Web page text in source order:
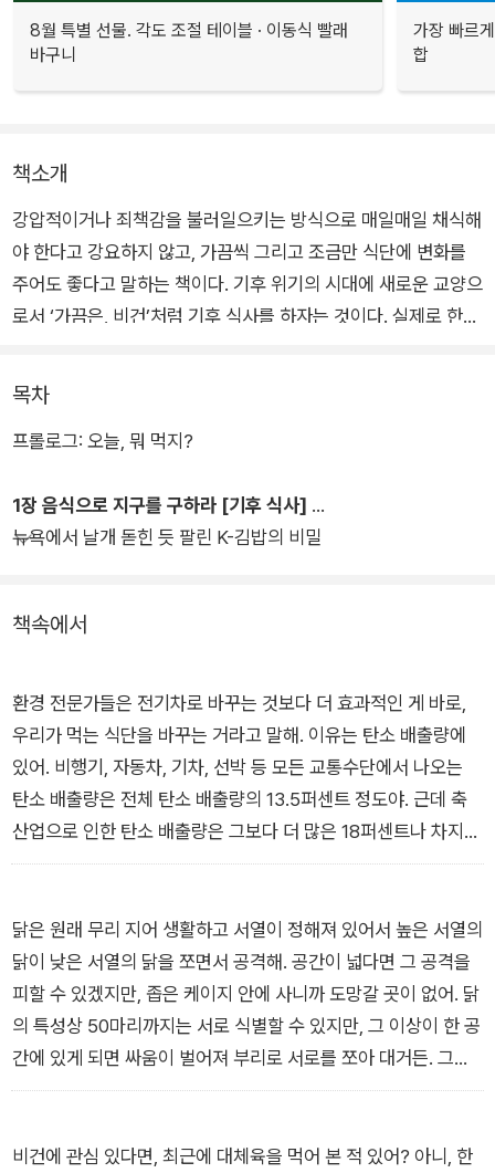
8월 특별 선물. 각도 조절 테이블 · 이동식 빨래
바구니
가장 빠르
합
책소개
강압적이거나 죄책감을 불러일으키는 방식으로 매일매일 채식해
야 한다고 강요하지 않고, 가끔씩 그리고 조금만 식단에 변화를
주어도 좋다고 말하는 책이다. 기후 위기의 시대에 새로운 교양으
로서 ‘가끔은, 비건’처럼 기후 식사를 하자는 것이다. 실제로 한
건)가 더 낫다고 한다.
그동안 ‘비건’이라는 말을 들어본 적은 있지만 정확하게 무슨 뜻
라고 오해했다면, 이 책을 꼭 읽어 보자. 저자인 정민지 작가는 7
가지 키워드로 정리해 ‘기후 식사’를 잘 설명해 준다. 대체육, 인
천하는 민디 그림 작가님의 귀엽고 깜찍한 환경툰도 이 책이 유익
목차
프롤로그: 오늘, 뭐 먹지?
1장 음식으로 지구를 구하라 [기후 식사]
뉴욕에서 날개 돋힌 듯 팔린 K-김밥의 비밀
책속에서
환경 전문가들은 전기차로 바꾸는 것보다 더 효과적인 게 바로,
우리가 먹는 식단을 바꾸는 거라고 말해. 이유는 탄소 배출량에
있어. 비행기, 자동차, 기차, 선박 등 모든 교통수단에서 나오는
탄소 배출량은 전체 탄소 배출량의 13.5퍼센트 정도야. 근데 축
산업으로 인한 탄소 배출량은 그보다 더 많은 18퍼센트나 차지하
고 있어. 우리의 식단, 정확히는 지나치게 고기를 많이 먹는 식단
모든 사람이 식물성 식단으로 바꾼다면 해마다 80억 톤 정도의
온실가스를 획기적으로 줄일 수 있을 거라는 계산이 나와. 기후
식사가 무엇을 말하는지 알고 보니 어렵지 않지?
_<전기차보다 채식이 더 낫다고?>
닭은 원래 무리 지어 생활하고 서열이 정해져 있어서 높은 서열의
닭이 낮은 서열의 닭을 쪼면서 공격해. 공간이 넓다면 그 공격을
피할 수 있겠지만, 좁은 케이지 안에 사니까 도망갈 곳이 없어. 닭
의 특성상 50마리까지는 서로 식별할 수 있지만, 그 이상이 한 공
간에 있게 되면 싸움이 벌어져 부리로 서로를 쪼아 대거든. 그래
서 이것을 막기 위해 농장주들은 병아리 때부터 부리의 뾰족한 부
그곳을 자르면 고통이 정말 심해. 닭의 입장에서 생각해 보면 너
비건에 관심 있다면, 최근에 대체육을 먹어 본 적 있어? 아니, 한